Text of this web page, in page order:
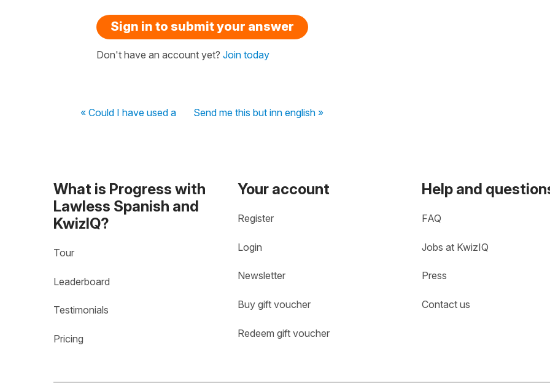
Sign in to submit your answer
Don't have an account yet? Join today
« Could I have used a Send me this but inn english »
What is Progress with
Lawless Spanish and
KwizIQ?
Tour
Leaderboard
Testimonials
Pricing
Your account
Register
Login
Newsletter
Buy gift voucher
Redeem gift voucher
Help and
FAQ
Jobs at KwizIQ
Press
Contact us